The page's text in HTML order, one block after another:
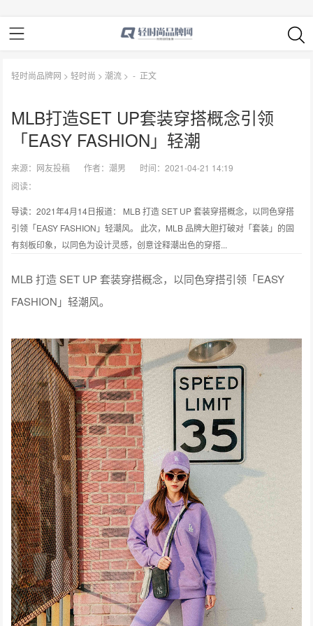
轻时尚品牌网 >轻时尚 >潮流 > - 正文
MLB打造SET UP套装穿搭概念引领
「EASY FASHION」轻潮
来源： 网友投稿 作者：潮男
时间：2021-04-21 14:19
阅读：
导读：2021年4月14日报道： MLB 打造 SET UP 套装穿搭概念，以同色穿搭
引领「EASY FASHION」轻潮风。 此次，MLB 品牌大胆打破对「套装」的固
有刻板印象，以同色为设计灵感，创意诠释潮出色的穿搭...
MLB 打造 SET UP 套装穿搭概念，以同色穿搭引领「EASY
FASHION」轻潮风。